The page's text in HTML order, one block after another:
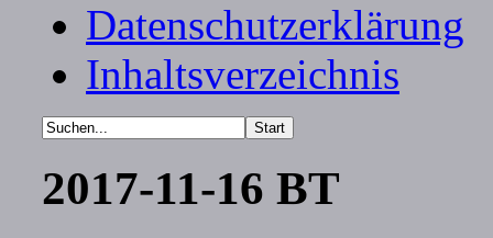
Datenschutzerklärung
Inhaltsverzeichnis
2017-11-16 BT